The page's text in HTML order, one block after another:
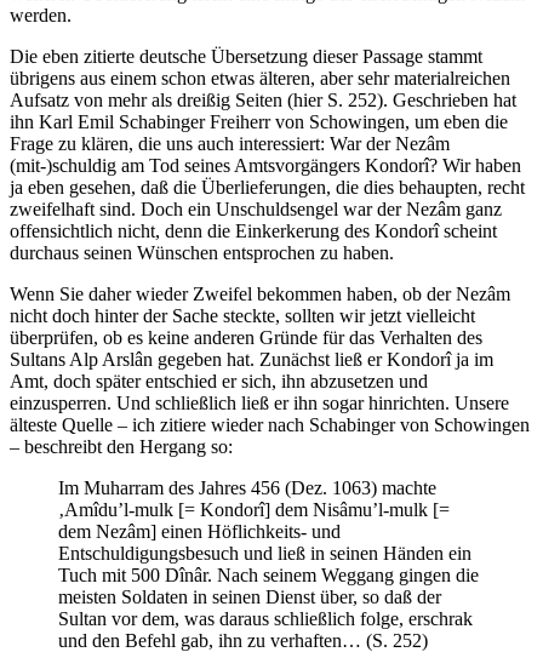
werden.
Die eben zitierte deutsche Übersetzung dieser Passage stammt
übrigens aus einem schon etwas älteren, aber sehr materialreichen
Aufsatz von mehr als dreißig Seiten (hier S. 252). Geschrieben hat
ihn Karl Emil Schabinger Freiherr von Schowingen, um eben die
Frage zu klären, die uns auch interessiert: War der Nezâm
(mit-)schuldig am Tod seines Amtsvorgängers Kondorî? Wir haben
ja eben gesehen, daß die Überlieferungen, die dies behaupten, recht
zweifelhaft sind. Doch ein Unschuldsengel war der Nezâm ganz
offensichtlich nicht, denn die Einkerkerung des Kondorî scheint
durchaus seinen Wünschen entsprochen zu haben.
Wenn Sie daher wieder Zweifel bekommen haben, ob der Nezâm
nicht doch hinter der Sache steckte, sollten wir jetzt vielleicht
überprüfen, ob es keine anderen Gründe für das Verhalten des
Sultans Alp Arslân gegeben hat. Zunächst ließ er Kondorî ja im
Amt, doch später entschied er sich, ihn abzusetzen und
einzusperren. Und schließlich ließ er ihn sogar hinrichten. Unsere
älteste Quelle – ich zitiere wieder nach Schabinger von Schowingen
– beschreibt den Hergang so:
Im Muharram des Jahres 456 (Dez. 1063) machte
‚Amîdu’l-mulk [= Kondorî] dem Nisâmu’l-mulk [=
dem Nezâm] einen Höflichkeits- und
Entschuldigungsbesuch und ließ in seinen Händen ein
Tuch mit 500 Dînâr. Nach seinem Weggang gingen die
meisten Soldaten in seinen Dienst über, so daß der
Sultan vor dem, was daraus schließlich folge, erschrak
und den Befehl gab, ihn zu verhaften… (S. 252)